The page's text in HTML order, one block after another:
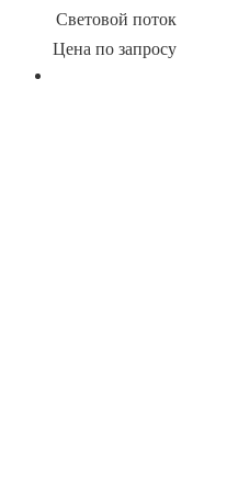
Световой поток
Цена по запросу